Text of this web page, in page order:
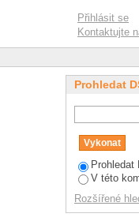
Přihlásit se
Kontaktujte
Prohledat
Prohledat
V této
Rozšířené